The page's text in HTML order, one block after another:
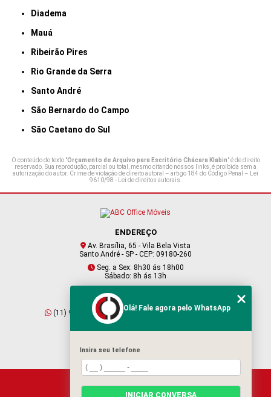
Diadema
Mauá
Ribeirão Pires
Rio Grande da Serra
Santo André
São Bernardo do Campo
São Caetano do Sul
O conteúdo do texto "Orçamento de Arquivo para Escritório Chácara Klabin" é de direito
reservado. Sua reprodução, parcial ou total, mesmo citando nossos links, é proibida sem a
autorização do autor. Crime de violação de direito autoral – artigo 184 do Código Penal – Lei
9610/98 - Lei de direitos autorais.
ENDEREÇO
Av. Brasília, 65 - Vila Bela Vista
Santo André - SP - CEP: 09180-260
Seg. a Sex: 8h30 ás 18h00
Sábado: 8h ás 13h
CONTATO
(11) 95409-2229
(11) 4901-6045
vendas@abcofficemoveis.com.br
HOME
SOBRE NÓS
Olá! Fale agora pelo WhatsApp
Insira seu telefone
INICIAR CONVERSA